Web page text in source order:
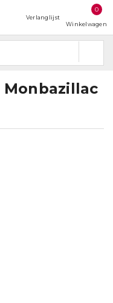
Verlanglijst
0
Winkelwagen